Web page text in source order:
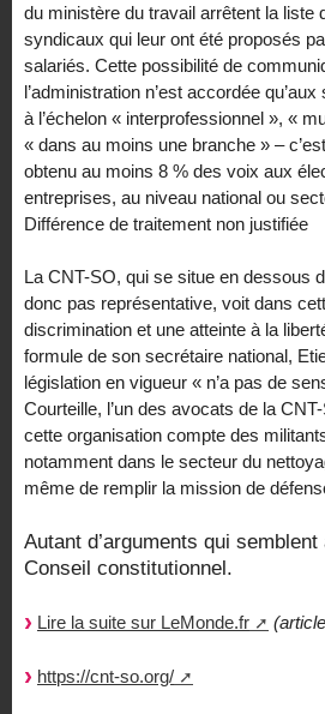
du ministère du travail arrêtent la liste
syndicaux qui leur ont été proposés
salariés. Cette possibilité de
l’administration n’est accordée
à l’échelon « interprofessionnel », «
« dans au moins une branche » –
obtenu au moins 8 % des voix aux
entreprises, au niveau national ou
Différence de traitement non justifiée
La CNT-SO, qui se situe en dessous
donc pas représentative, voit dans
discrimination et une atteinte à la
formule de son secrétaire national,
législation en vigueur « n’a pas de
Courteille, l’un des avocats de la
cette organisation compte des
notamment dans le secteur du
même de remplir la mission de
Autant d’arguments qui
Conseil constitutionnel.
Lire la suite sur LeMonde.fr
https://cnt-so.org/